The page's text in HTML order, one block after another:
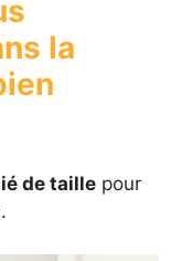
la
de taille pour